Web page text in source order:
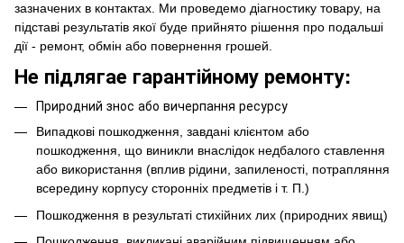
зазначених в контактах. Ми проведемо діагностику товару, на
підставі результатів якої буде прийнято рішення про подальші
дії - ремонт, обмін або повернення грошей.
Не підлягае гарантійному ремонту:
Природний знос або вичерпання ресурсу
Випадкові пошкодження, завдані клієнтом або
пошкодження, що виникли внаслідок недбалого ставлення
або використання (вплив рідини, запиленості, потрапляння
всередину корпусу сторонніх предметів і т. П.)
Пошкодження в результаті стихійних лих (природних явищ)